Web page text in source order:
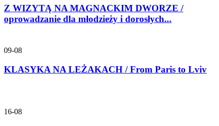
Z WIZYTĄ NA MAGNACKIM DWORZE /
oprowadzanie dla młodzieży i dorosłych...
09-08
KLASYKA NA LEŻAKACH / From Paris to Lviv
16-08